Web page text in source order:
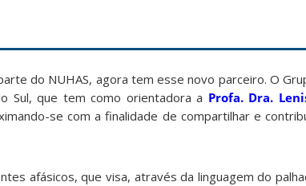
do NUHAS, agora tem esse novo parceiro. O
Sul, que tem como orientadora a Profa. Dra.
se com a finalidade de compartilhar e
afásicos, que visa, através da linguagem do